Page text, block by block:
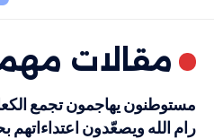
مقالات
مستوطنون يهاجمون تجمع
رام الله ويصعّدون اعتداءاتهم